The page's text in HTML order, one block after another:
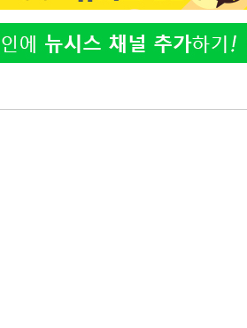
계속[다음주
삼겠다"